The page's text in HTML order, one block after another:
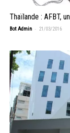
Thaïlande : AFBT,
Bot Admin - 21/03/2016